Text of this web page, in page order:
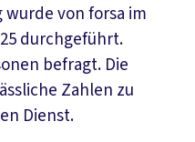
von forsa im
durchgeführt.
befragt. Die
Zahlen zu
Dienst.